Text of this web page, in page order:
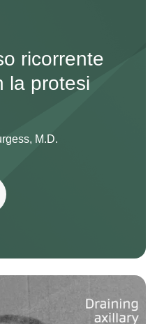
ricorrente
la protesi
M.D.